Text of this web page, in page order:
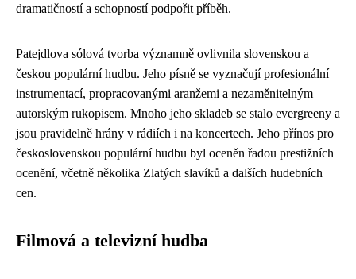
dramatičností a schopností podpořit příběh.
Patejdlova sólová tvorba významně ovlivnila slovenskou a
českou populární hudbu. Jeho písně se vyznačují profesionální
instrumentací, propracovanými aranžemi a nezaměnitelným
autorským rukopisem. Mnoho jeho skladeb se stalo evergreeny a
jsou pravidelně hrány v rádiích i na koncertech. Jeho přínos pro
československou populární hudbu byl oceněn řadou prestižních
ocenění, včetně několika Zlatých slavíků a dalších hudebních
cen.
Filmová a televizní hudba